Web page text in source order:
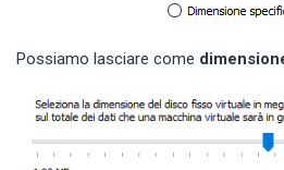
Possiamo lasciare come